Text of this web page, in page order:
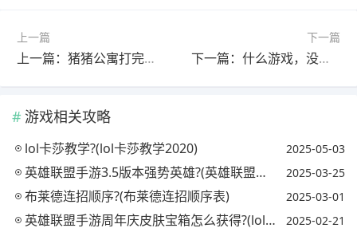
上一篇
上一篇：猪猪公寓打完，怎样进入下一关?(猪猪公寓第一关怎么过)
下一篇
下一篇：什么游戏，没有朋友，也能玩的很高兴?(没朋友适合玩什么游戏)
游戏相关攻略
lol卡莎教学?(lol卡莎教学2020) 2025-05-03
英雄联盟手游3.5版本强势英雄?(英雄联盟手游3.5g) 2025-03-25
布莱德连招顺序?(布莱德连招顺序表) 2025-03-01
英雄联盟手游周年庆皮肤宝箱怎么获得?(lol手游周年皮肤) 2025-02-21